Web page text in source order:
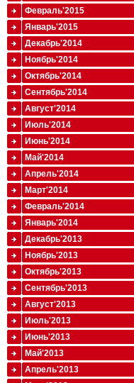
Февраль'2015
Январь'2015
Декабрь'2014
Ноябрь'2014
Октябрь'2014
Сентябрь'2014
Август'2014
Июль'2014
Июнь'2014
Май'2014
Апрель'2014
Март'2014
Февраль'2014
Январь'2014
Декабрь'2013
Ноябрь'2013
Октябрь'2013
Сентябрь'2013
Август'2013
Июль'2013
Июнь'2013
Май'2013
Апрель'2013